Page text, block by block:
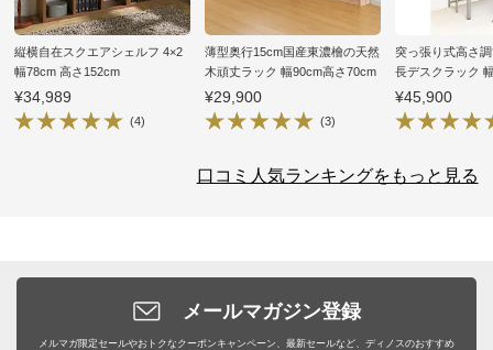
縦横自在スクエアシェルフ 4×2
幅78cm 高さ152cm
¥34,989
(4)
薄型奥行15cm国産東濃檜の天然
木頑丈ラック 幅90cm高さ70cm
¥29,900
(3)
突っ張り式高さ
長デスクラック
¥45,900
口コミ人気ランキングをもっと見る
メールマガジン登録
メルマガ限定セールやおトクなクーポンキャンペーン、最新セールなど、ディノスのおすすめ